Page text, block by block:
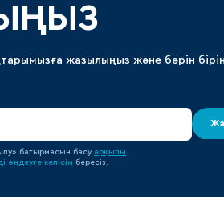
жазылыңыз және бәрін
батырмасын басу арқылы
өңдеуге келісім бересіз.